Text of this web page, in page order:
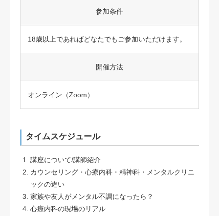
参加条件
18歳以上であればどなたでもご参加いただけます。
開催方法
オンライン（Zoom）
タイムスケジュール
講座について/講師紹介
カウンセリング・心療内科・精神科・メンタルクリニ
ックの違い
家族や友人がメンタル不調になったら？
心療内科の現場のリアル